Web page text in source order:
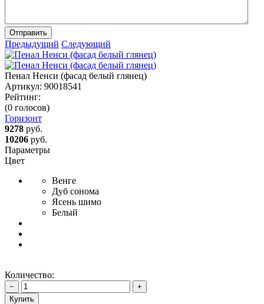
Отправить
Предыдущий Следующий
Пенал Ненси (фасад белый глянец)
Артикул: 90018541
Рейтинг:
(0 голосов)
Горизонт
9278 руб.
10206 руб.
Параметры
Цвет
Венге
Дуб сонома
Ясень шимо
Белый
Количество:
−
+
Купить